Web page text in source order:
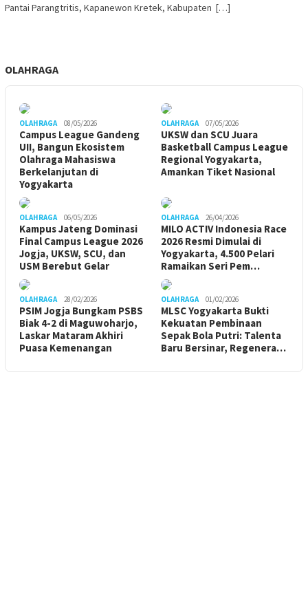
Pantai Parangtritis, Kapanewon Kretek, Kabupaten […]
OLAHRAGA
OLAHRAGA 08/05/2026
Campus League Gandeng
UII, Bangun Ekosistem
Olahraga Mahasiswa
Berkelanjutan di
Yogyakarta
OLAHRAGA 07/05/2026
UKSW dan SCU Juara
Basketball Campus League
Regional Yogyakarta,
Amankan Tiket Nasional
OLAHRAGA 06/05/2026
Kampus Jateng Dominasi
Final Campus League 2026
Jogja, UKSW, SCU, dan
USM Berebut Gelar
OLAHRAGA 26/04/2026
MILO ACTIV Indonesia Race
2026 Resmi Dimulai di
Yogyakarta, 4.500 Pelari
Ramaikan Seri Pem…
OLAHRAGA 28/02/2026
PSIM Jogja Bungkam PSBS
Biak 4-2 di Maguwoharjo,
Laskar Mataram Akhiri
Puasa Kemenangan
OLAHRAGA 01/02/2026
MLSC Yogyakarta Bukti
Kekuatan Pembinaan
Sepak Bola Putri: Talenta
Baru Bersinar, Regenera…